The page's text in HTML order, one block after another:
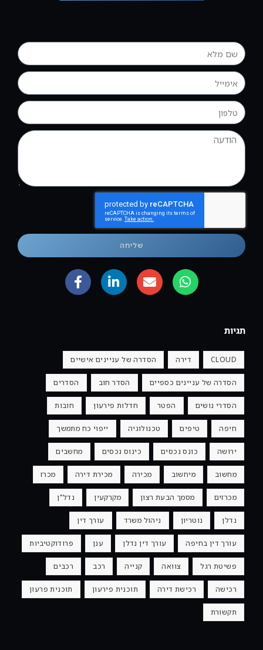
שליחה
תגיות
CLOUD דירה הסדרה של עניינים אישיים
הסדרה של עניינים כספיים הסדר חוב הסדרים
הסדרי נושים הפטר חדלות פירעון חובות
חיפה טיפים טכנולוגיה ייפוי כח מתמשך
ירושה כונס נכסים כינוס נכסים מחשבים
מחשוב מיחשוב מכירה מכירת דירה מכרז
מכרזים מסמך הבעת רצון מקרקעין נדל"ן
נדלן נוטריון ניהול משרד עורך דין
עורך דין בחיפה עורך דין נדלן ענן פרודוקטיביות
פשיטת רגל צוואה קנייה רכב רכבים
רכישה רכישת דירה תוכנית פירעון תוכנית פרעון
תקשורת